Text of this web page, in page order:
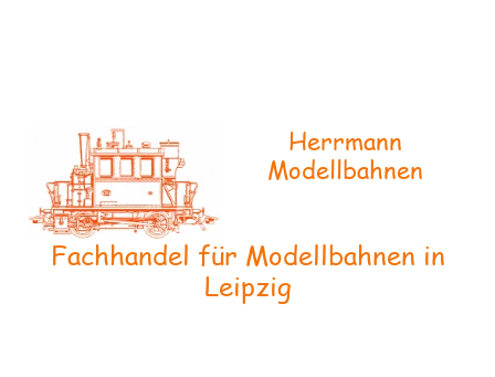
Herrmann
Modellbahnen
Fachhandel für Modellbahnen in
Leipzig